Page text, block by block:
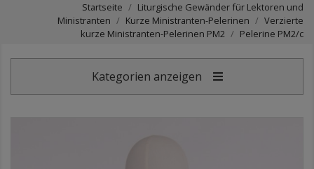
Startseite
Liturgische Gewänder für Lektoren und
Ministranten
Kurze Ministranten-Pelerinen
Verzierte
kurze Ministranten-Pelerinen PM2
Pelerine PM2/c
Kategorien anzeigen